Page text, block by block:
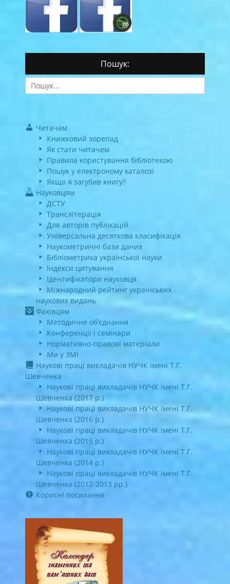
Пошук:
Search
for:
Читачам
Книжковий зорепад
Як стати читачем
Правила користування бібліотекою
Пошук у електроному каталозі
Якщо я загубив книгу?
Науковцям
ДСТУ
Транслітерація
Для авторів публікацій
Універсальна десяткова класифікація
Наукометричні бази даних
Бібліометрика української науки
Індекси цитування
Ідентифікатори науковця
Міжнародний рейтинг українських
наукових видань
Фахівцям
Методичне об’єднання
Конференції і семінари
Нормативно-правові матеріали
Ми у ЗМІ
Наукові праці викладачів НУЧК імені Т.Г.
Шевченка
Наукові праці викладачів НУЧК імені Т.Г.
Шевченка (2017 р.)
Наукові праці викладачів НУЧК імені Т.Г.
Шевченка (2016 р.)
Наукові праці викладачів НУЧК імені Т.Г.
Шевченка (2015 р.)
Наукові праці викладачів НУЧК імені Т.Г.
Шевченка (2014 р.)
Наукові праці викладачів НУЧК імені Т.Г.
Шевченка (2012-2013 рр.)
Корисні посилання